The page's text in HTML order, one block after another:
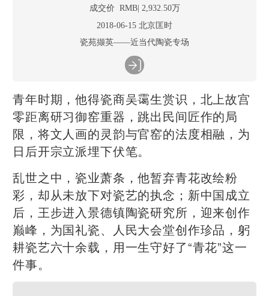
成交价 RMB| 2,932.50万
2018-06-15 北京匡时
瓷苑撷英——近当代陶瓷专场
青年时期，他得瓷商吴霭生赏识，北上故宫
零距离研习御窑重器，跳出民间匠作的局
限，将文人画的灵韵与官窑的法度相融，为
日后开宗立派埋下伏笔。
乱世之中，瓷业萧条，他暂弃青花改绘粉
彩，却从未放下对瓷艺的执念；新中国成立
后，王步进入景德镇陶瓷研究所，迎来创作
巅峰，为国礼瓷、人民大会堂创作珍品，躬
耕瓷艺六十余载，用一生守好了“青花”这一
件事。